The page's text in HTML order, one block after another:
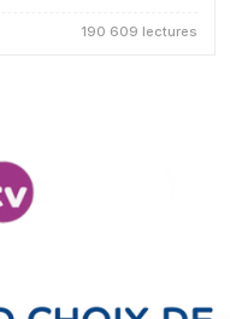
190 609 lectures